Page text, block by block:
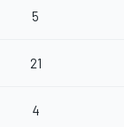
5
21
4